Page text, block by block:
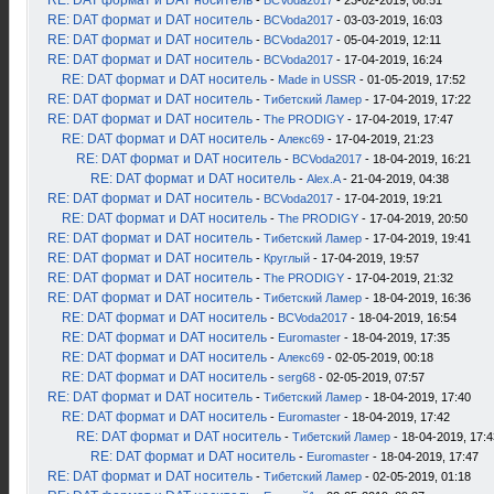
RE: DAT формат и DAT носитель - BCVoda2017 - 03-03-2019, 16:03
RE: DAT формат и DAT носитель - BCVoda2017 - 05-04-2019, 12:11
RE: DAT формат и DAT носитель - BCVoda2017 - 17-04-2019, 16:24
RE: DAT формат и DAT носитель - Made in USSR - 01-05-2019, 17:52
RE: DAT формат и DAT носитель - Тибетский Ламер - 17-04-2019, 17:22
RE: DAT формат и DAT носитель - The PRODIGY - 17-04-2019, 17:47
RE: DAT формат и DAT носитель - Алекс69 - 17-04-2019, 21:23
RE: DAT формат и DAT носитель - BCVoda2017 - 18-04-2019, 16:21
RE: DAT формат и DAT носитель - Alex.A- 21-04-2019, 04:38
RE: DAT формат и DAT носитель - BCVoda2017 - 17-04-2019, 19:21
RE: DAT формат и DAT носитель - The PRODIGY - 17-04-2019, 20:50
RE: DAT формат и DAT носитель - Тибетский Ламер - 17-04-2019, 19:41
RE: DAT формат и DAT носитель - Круглый - 17-04-2019, 19:57
RE: DAT формат и DAT носитель - The PRODIGY - 17-04-2019, 21:32
RE: DAT формат и DAT носитель - Тибетский Ламер - 18-04-2019, 16:36
RE: DAT формат и DAT носитель - BCVoda2017 - 18-04-2019, 16:54
RE: DAT формат и DAT носитель - Euromaster - 18-04-2019, 17:35
RE: DAT формат и DAT носитель - Алекс69 - 02-05-2019, 00:18
RE: DAT формат и DAT носитель - serg68 - 02-05-2019, 07:57
RE: DAT формат и DAT носитель - Тибетский Ламер - 18-04-2019, 17:40
RE: DAT формат и DAT носитель - Euromaster - 18-04-2019, 17:42
RE: DAT формат и DAT носитель - Тибетский Ламер - 18-04-2019,
RE: DAT формат и DAT носитель - Euromaster - 18-04-2019, 17:47
RE: DAT формат и DAT носитель - Тибетский Ламер - 02-05-2019, 01:18